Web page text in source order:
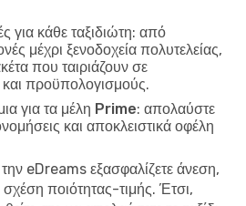
για κάθε ταξιδιώτη: από
μέχρι ξενοδοχεία πολυτελείας,
που ταιριάζουν σε
και προϋπολογισμούς.
για τα μέλη Prime: απολαύστε
και αποκλειστικά οφέλη
eDreams εξασφαλίζετε άνεση,
σχέση ποιότητας-τιμής. Έτσι,